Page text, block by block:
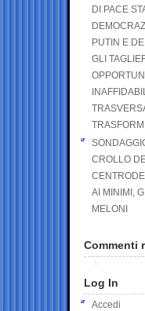
DI PACE
PUTIN E
GLI
CROLLO
AI MINIMI,
MELONI
Commenti
Log In
Accedi